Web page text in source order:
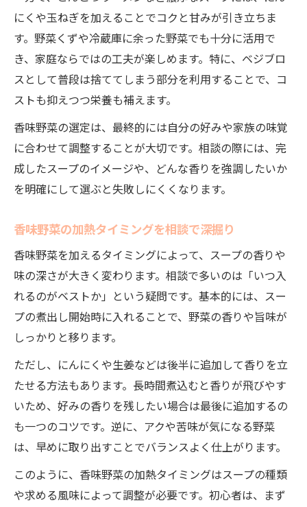
にくや玉ねぎを加えることでコクと甘みが引き立ちま
す。野菜くずや冷蔵庫に余った野菜でも十分に活用で
き、家庭ならではの工夫が楽しめます。特に、ベジブロ
スとして普段は捨ててしまう部分を利用することで、コ
ストも抑えつつ栄養も補えます。
香味野菜の選定は、最終的には自分の好みや家族の味覚
に合わせて調整することが大切です。相談の際には、完
成したスープのイメージや、どんな香りを強調したいか
を明確にして選ぶと失敗しにくくなります。
香味野菜の加熱タイミングを相談で深掘り
香味野菜を加えるタイミングによって、スープの香りや
味の深さが大きく変わります。相談で多いのは「いつ入
れるのがベストか」という疑問です。基本的には、スー
プの煮出し開始時に入れることで、野菜の香りや旨味が
しっかりと移ります。
ただし、にんにくや生姜などは後半に追加して香りを立
たせる方法もあります。長時間煮込むと香りが飛びやす
いため、好みの香りを残したい場合は最後に追加するの
も一つのコツです。逆に、アクや苦味が気になる野菜
は、早めに取り出すことでバランスよく仕上がります。
このように、香味野菜の加熱タイミングはスープの種類
や求める風味によって調整が必要です。初心者は、まず